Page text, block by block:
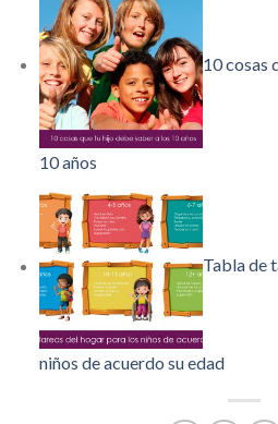
10 cosas
10 años
Tabla de
niños de acuerdo su edad